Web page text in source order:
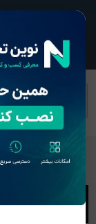
بانک
ساختمانی و تزئینی